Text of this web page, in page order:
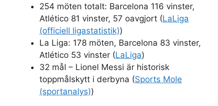
254 möten totalt: Barcelona 116 vinster,
Atlético 81 vinster, 57 oavgjort (LaLiga
(officiell ligastatistik))
La Liga: 178 möten, Barcelona 83 vinster,
Atlético 53 vinster (LaLiga)
32 mål – Lionel Messi är historisk
toppmålskytt i derbyna (Sports Mole
(sportanalys))